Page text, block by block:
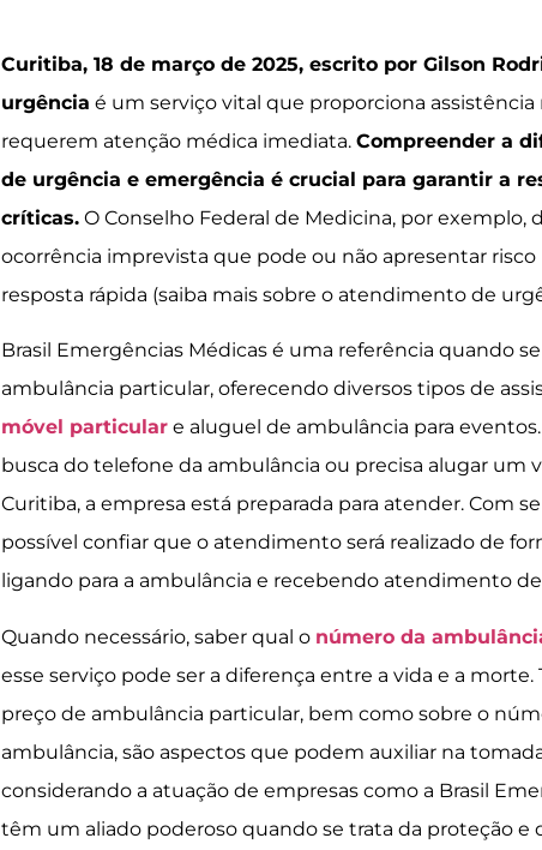
Curitiba, 18 de março de 2025, escrito por Gilson
urgência é um serviço vital que proporciona
requerem atenção médica imediata.Compreender a
de urgência e emergência é crucial para garantir a
críticas. O Conselho Federal de Medicina, por
ocorrência imprevista que pode ou não apresentar
resposta rápida (saiba mais sobre o atendimento de
Brasil Emergências Médicas é uma referência quando
ambulância particular, oferecendo diversos tipos de
móvel particular e aluguel de ambulância para
busca do telefone da ambulância ou precisa alugar um
Curitiba, a empresa está preparada para atender. Com
possível confiar que o atendimento será realizado de
ligando para a ambulância e recebendo atendimento
Quando necessário, saber qual o número da
esse serviço pode ser a diferença entre a vida e a morte.
preço de ambulância particular, bem como sobre o
ambulância, são aspectos que podem auxiliar na
considerando a atuação de empresas como a Brasil
têm um aliado poderoso quando se trata da proteção e